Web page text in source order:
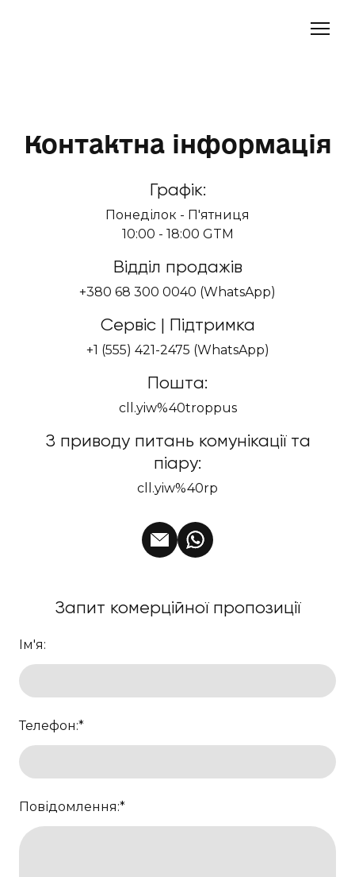
Контактна інформація
Графік:
Понеділок - П'ятниця
10:00 - 18:00 GTM
Відділ продажів
+380 68 300 0040 (WhatsApp)
Сервіс | Підтримка
+1 (555) 421-2475 (WhatsApp)
Пошта:
cll.yiw%40troppus
З приводу питань комунікації та
піару:
cll.yiw%40rp
Запит комерційної пропозиції
Ім'я:
Телефон:*
Повідомлення:*